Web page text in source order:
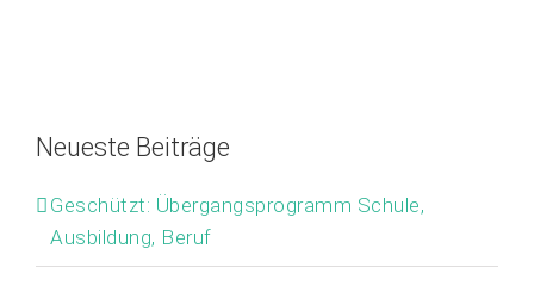
Neueste Beiträge
Geschützt: Übergangsprogramm Schule,
Ausbildung, Beruf